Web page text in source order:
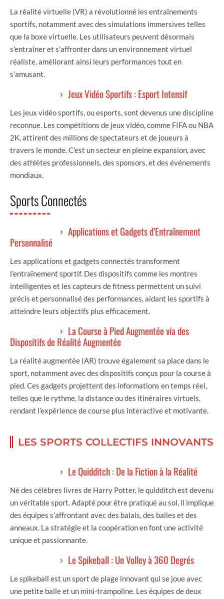
La réalité virtuelle (VR) a révolutionné les entraînements
sportifs, notamment avec des simulations immersives telles
que la boxe virtuelle. Les utilisateurs peuvent désormais
s’entraîner et s’affronter dans un environnement virtuel
réaliste, améliorant ainsi leurs performances tout en
s’amusant.
Jeux Vidéo Sportifs : Esport Intensif
Les jeux vidéo sportifs, ou esports, sont devenus une discipline
reconnue. Les compétitions de jeux vidéo, comme FIFA ou NBA
2K, attirent des millions de spectateurs et de joueurs à
travers le monde. C’est un secteur en pleine expansion, avec
des athlètes professionnels, des sponsors, et des événements
mondiaux.
Sports Connectés
Applications et Gadgets d’Entraînement
Personnalisé
Les applications et gadgets connectés transforment
l’entraînement sportif. Des dispositifs comme les montres
intelligentes et les capteurs de fitness permettent un suivi
précis et personnalisé des performances, aidant les sportifs à
atteindre leurs objectifs plus efficacement.
La Course à Pied Augmentée via des
Dispositifs de Réalité Augmentée
La réalité augmentée (AR) trouve également sa place dans le
sport, notamment avec des dispositifs conçus pour la course à
pied. Ces gadgets projettent des informations en temps réel,
telles que le rythme, la distance ou des itinéraires virtuels,
rendant l’expérience de course plus interactive et motivante.
LES SPORTS COLLECTIFS INNOVANTS
Le Quidditch : De la Fiction à la Réalité
Né des célèbres livres de Harry Potter, le quidditch est devenu
un véritable sport. Adapté pour être pratiqué au sol, il implique
des équipes s’affrontant avec des balais, des balles et des
anneaux. La stratégie et la coopération en font une activité
unique et passionnante.
Le Spikeball : Un Volley à 360 Degrés
Le spikeball est un sport de plage innovant qui se joue avec
une petite balle et un mini-trampoline. Les équipes de deux